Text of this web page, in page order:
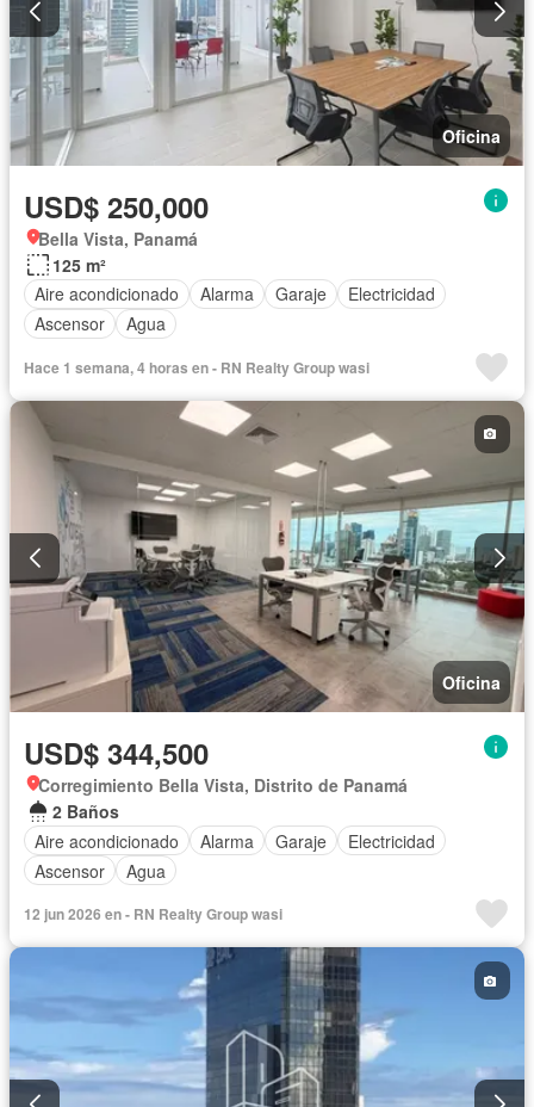
Oficina
USD$ 250,000
Bella Vista, Panamá
125 m²
Aire acondicionado
Alarma Garaje
Electricidad
Ascensor
Agua
Hace 1 semana, 4 horas en - RN Realty Group wasi
Oficina
USD$ 344,500
Corregimiento Bella Vista, Distrito de Panamá
2 Baños
Aire acondicionado
Alarma Garaje
Electricidad
Ascensor
Agua
12 jun 2026 en - RN Realty Group wasi